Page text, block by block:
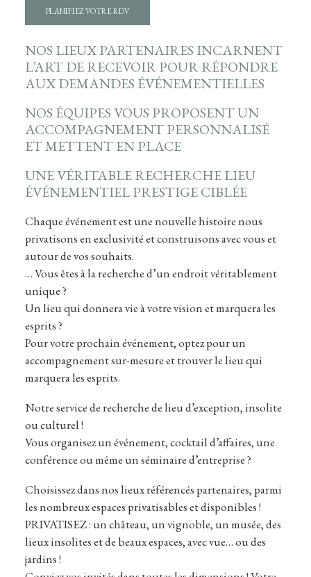
PLANIFIEZ VOTRE RDV
NOS LIEUX PARTENAIRES INCARNENT
L’ART DE RECEVOIR POUR RÉPONDRE
AUX DEMANDES ÉVÉNEMENTIELLES
NOS ÉQUIPES VOUS PROPOSENT UN
ACCOMPAGNEMENT PERSONNALISÉ
ET METTENT EN PLACE
UNE VÉRITABLE RECHERCHE LIEU
ÉVÉNEMENTIEL PRESTIGE CIBLÉE
Chaque événement est une nouvelle histoire nous
privatisons en exclusivité et construisons avec vous et
autour de vos souhaits.
… Vous êtes à la recherche d’un endroit véritablement
unique ?
Un lieu qui donnera vie à votre vision et marquera les
esprits ?
Pour votre prochain événement, optez pour un
accompagnement sur-mesure et trouver le lieu qui
marquera les esprits.
Notre service de recherche de lieu d’exception, insolite
ou culturel !
Vous organisez un événement, cocktail d’affaires, une
conférence ou même un séminaire d’entreprise ?
Choisissez dans nos lieux référencés partenaires, parmi
les nombreux espaces privatisables et disponibles !
PRIVATISEZ : un château, un vignoble, un musée, des
lieux insolites et de beaux espaces, avec vue… ou des
jardins !